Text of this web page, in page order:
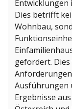
Entwicklungen
Dies betrifft
Wohnbau,
gefordert.
Ausführungen
Ergebnisse